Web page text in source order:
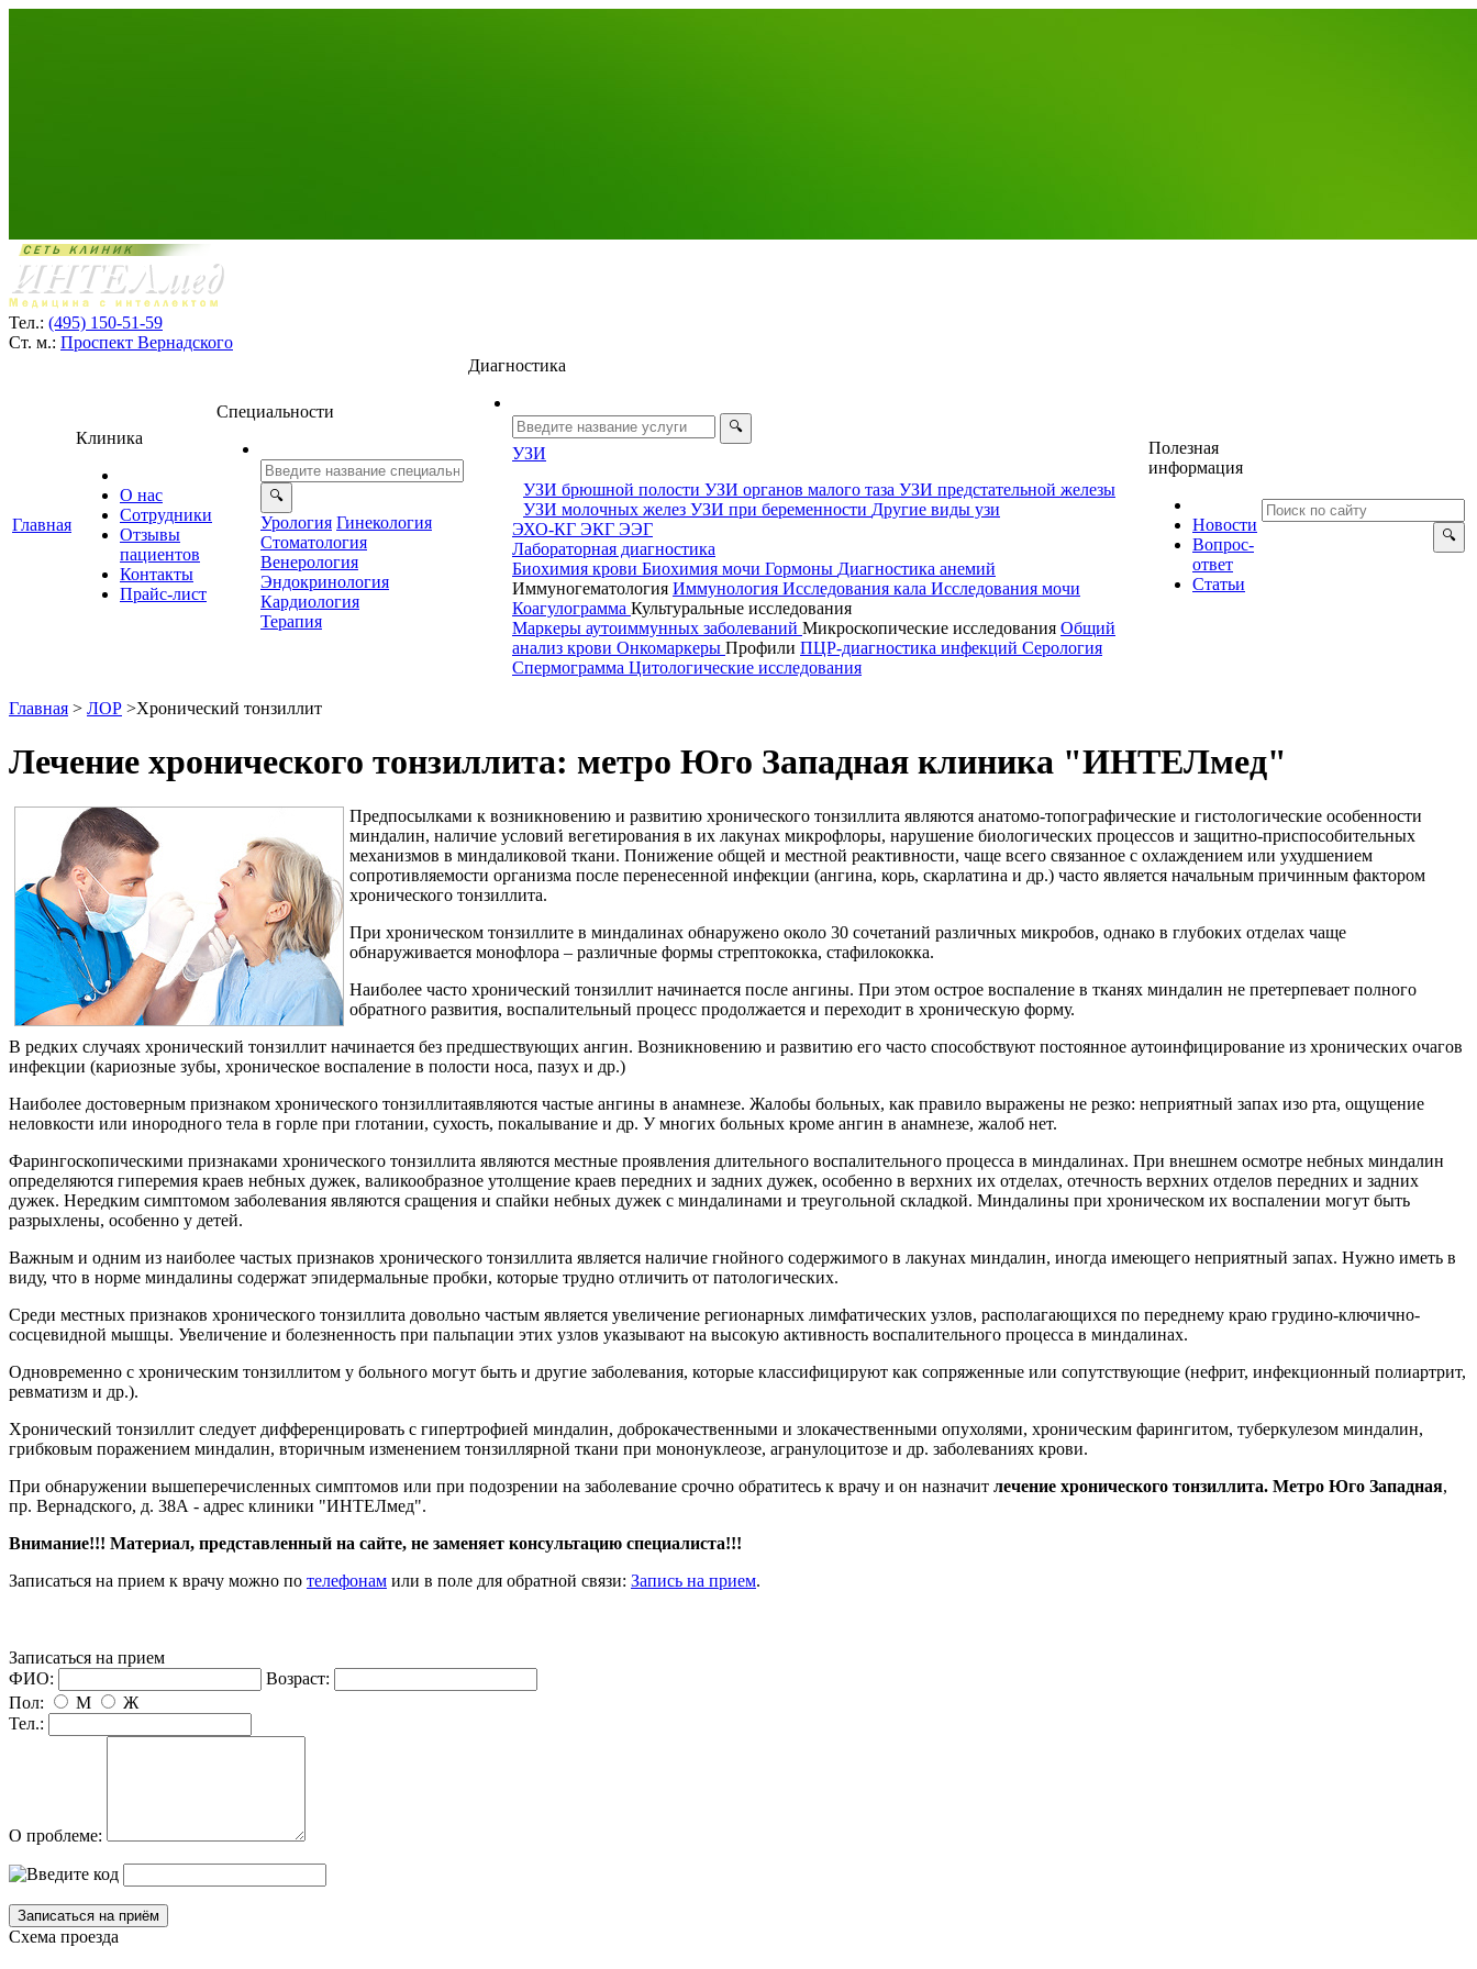
Тел.: (495) 150-51-59
Ст. м.: Проспект Вернадского
Главная
Клиника
О нас
Сотрудники
Отзывы
ациенто
Контакты
Прайс-лист
Специальности
Урология Гинекология
Стоматология
енерология
Эндокринология
Кардиология
Терапия
Диагностика
УЗИ
УЗИ брюшной полости УЗИ органов малого таза УЗИ предстательной железы
УЗИ молочных желез УЗИ при беременности Другие виды узи
ЭХО-КГ ЭКГ ЭЭГ
Лабораторная диагностика
Биохимия крови Биохимия мочи Гормоны Диагностика анемий
Иммуногематология Иммунология Исследования кала Исследования мочи
Коагулограмма Культуральные исследования
Маркеры аутоиммунных заболеваний Микроскопические исследования Общий
анализ крови Онкомаркеры Профили ПЦР-диагностика инфекций Серология
Спермограмма Цитологические исследования
Полезная
информация
Новости
опрос-
ответ
Статьи
Главная > ЛОР >Хронический тонзиллит
Лечение хронического тонзиллита: метро Юго Западная клиника "ИНТЕЛмед"
Предпосылками к возникновению и развитию хронического тонзиллита являются анатомо-топографические и гистологические особенности
миндалин, наличие условий вегетирования в их лакунах микрофлоры, нарушение биологических процессов и защитно-приспособительных
механизмов в миндаликовой ткани. Понижение общей и местной реактивности, чаще всего связанное с охлаждением или ухудшением
сопротивляемости организма после перенесенной инфекции (ангина, корь, скарлатина и др.) часто является начальным причинным фактором
хронического тонзиллита.
При хроническом тонзиллите в миндалинах обнаружено около 30 сочетаний различных микробов, однако в глубоких отделах чаще
обнаруживается монофлора – различные формы стрептококка, стафилококка.
Наиболее часто хронический тонзиллит начинается после ангины. При этом острое воспаление в тканях миндалин не претерпевает полного
обратного развития, воспалительный процесс продолжается и переходит в хроническую форму.
редких случаях хронический тонзиллит начинается без предшествующих ангин. Возникновению и развитию его часто способствуют постоянное аутоинфицирование из хронических очаго
инфекции (кариозные зубы, хроническое воспаление в полости носа, пазух и др.)
Наиболее достоверным признаком хронического тонзиллитаявляются частые ангины в анамнезе. Жалобы больных, как правило выражены не резко: неприятный запах изо рта, ощущение
неловкости или инородного тела в горле при глотании, сухость, покалывание и др. У многих больных кроме ангин в анамнезе, жалоб нет.
Фарингоскопическими признаками хронического тонзиллита являются местные проявления длительного воспалительного процесса в миндалинах. При внешнем осмотре небных миндалин
определяются гиперемия краев небных дужек, валикообразное утолщение краев передних и задних дужек, особенно в верхних их отделах, отечность верхних отделов передних и задних
дужек. Нередким симптомом заболевания являются сращения и спайки небных дужек с миндалинами и треугольной складкой. Миндалины при хроническом их воспалении могут быть
разрыхлены, особенно у детей.
ажным и одним из наиболее частых признаков хронического тонзиллита является наличие гнойного содержимого в лакунах миндалин, иногда имеющего неприятный запах. Нужно иметь
иду, что в норме миндалины содержат эпидермальные пробки, которые трудно отличить от патологических.
Среди местных признаков хронического тонзиллита довольно частым является увеличение регионарных лимфатических узлов, располагающихся по переднему краю грудино-ключично-
сосцевидной мышцы. Увеличение и болезненность при пальпации этих узлов указывают на высокую активность воспалительного процесса в миндалинах.
Одновременно с хроническим тонзиллитом у больного могут быть и другие заболевания, которые классифицируют как сопряженные или сопутствующие (нефрит, инфекционный полиартрит,
ревматизм и др.).
Хронический тонзиллит следует дифференцировать с гипертрофией миндалин, доброкачественными и злокачественными опухолями, хроническим фарингитом, туберкулезом миндалин,
рибковым поражением миндалин, вторичным изменением тонзиллярной ткани при мононуклеозе, агранулоцитозе и др. заболеваниях крови.
При обнаружении вышеперечисленных симптомов или при подозрении на заболевание срочно обратитесь к врачу и он назначит лечение хронического тонзиллита. Метро Юго Западная,
р. Вернадского, д. 38А - адрес клиники "ИНТЕЛмед".
нимание!!! Материал, представленный на сайте, не заменяет консультацию специалиста!!!
Записаться на прием к врачу можно по телефонам или в поле для обратной связи: Запись на прием.
Записаться на прием
ФИО:
озраст:
Пол:
М
Ж
Тел.:
О проблеме:
Схема проезда